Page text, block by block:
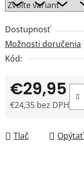
Dostupnosť
Možnosti doručenia
Kód:
€29,95
€24,35 bez DPH
Tlač